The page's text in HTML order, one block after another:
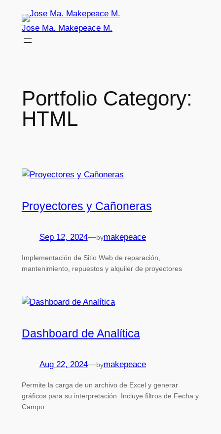
Jose Ma. Makepeace M.
Portfolio Category:
HTML
Proyectores y Cañoneras
Sep 12, 2024—bymakepeace
Implementación de Sitio Web de reparación,
mantenimiento, repuestos y alquiler de proyectores
Dashboard de Analítica
Aug 22, 2024—bymakepeace
Permite la carga de un archivo de Excel y generar
gráficos para su interpretación. Incluye filtros de Fecha y
Campo.